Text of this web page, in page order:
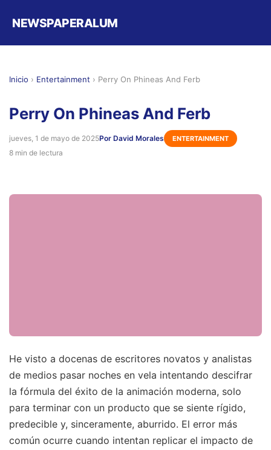
NEWSPAPERALUM
Inicio › Entertainment › Perry On Phineas And Ferb
Perry On Phineas And Ferb
jueves, 1 de mayo de 2025Por David Morales ENTERTAINMENT
8 min de lectura
He visto a docenas de escritores novatos y analistas
de medios pasar noches en vela intentando descifrar
la fórmula del éxito de la animación moderna, solo
para terminar con un producto que se siente rígido,
predecible y, sinceramente, aburrido. El error más
común ocurre cuando intentan replicar el impacto de